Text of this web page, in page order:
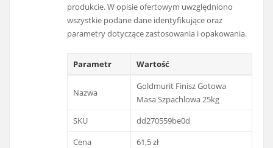
produkcie. W opisie ofertowym uwzględniono
wszystkie podane dane identyfikujące oraz
parametry dotyczące zastosowania i opakowania.
Parametr Wartość
Nazwa
Goldmurit Finisz Gotowa
Masa Szpachlowa 25kg
SKU
dd270559be0d
Cena
61,5 zł